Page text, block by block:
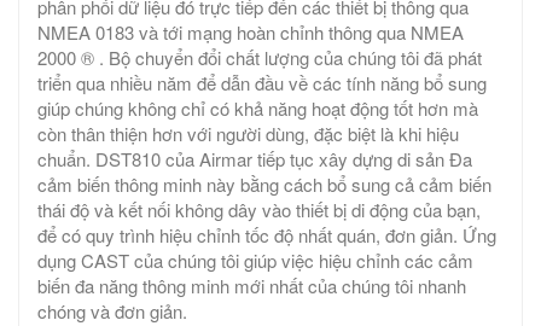
phân phối dữ liệu đó trực tiếp đến các thiết bị thông qua
NMEA 0183 và tới mạng hoàn chỉnh thông qua NMEA
2000 ® . Bộ chuyển đổi chất lượng của chúng tôi đã phát
triển qua nhiều năm để dẫn đầu về các tính năng bổ sung
giúp chúng không chỉ có khả năng hoạt động tốt hơn mà
còn thân thiện hơn với người dùng, đặc biệt là khi hiệu
chuẩn. DST810 của Airmar tiếp tục xây dựng di sản Đa
cảm biến thông minh này bằng cách bổ sung cả cảm biến
thái độ và kết nối không dây vào thiết bị di động của bạn,
để có quy trình hiệu chỉnh tốc độ nhất quán, đơn giản. Ứng
dụng CAST của chúng tôi giúp việc hiệu chỉnh các cảm
biến đa năng thông minh mới nhất của chúng tôi nhanh
chóng và đơn giản.